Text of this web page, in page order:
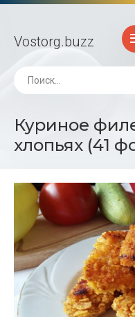
Vostorg.buzz
Куриное
хлопьях (41